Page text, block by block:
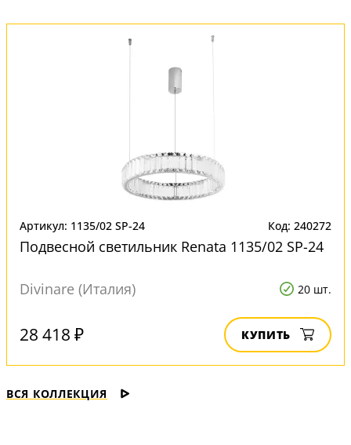
Артикул: 1135/02 SP-24 Код: 240272
Подвесной светильник Renata 1135/02 SP-24
Divinare (Италия) 20 шт.
28 418 ₽ КУПИТЬ
ВСЯ КОЛЛЕКЦИЯ